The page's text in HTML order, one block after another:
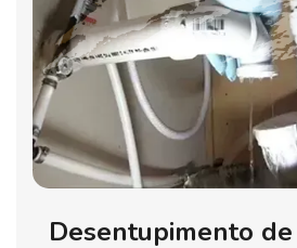
Desentupimento de